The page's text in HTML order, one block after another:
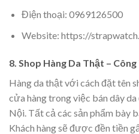
Điện thoại: 0969126500
Website: https://
8. Shop Hàng Da Thật –
Hàng da thật với cách đặt tên
cửa hàng trong việc bán dây
Nội. Tất cả các sản phẩm bày
Khách hàng sẽ được đền tiền